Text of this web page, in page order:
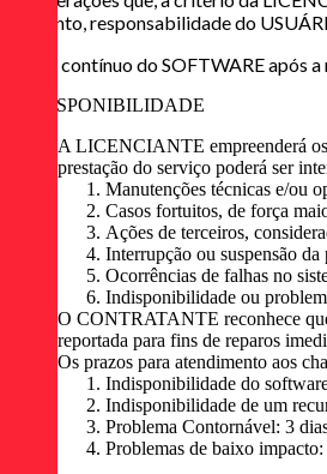
portanto, responsabilidade do
O uso contínuo do SOFTWARE
DISPONIBILIDADE
A LICENCIANTE empreenderá os
prestação do serviço poderá ser
Manutenções técnicas e/ou
Casos fortuitos, de força
Ações de terceiros,
Interrupção ou suspensão
Ocorrências de falhas no
Indisponibilidade ou
O CONTRATANTE reconhece
reportada para fins de reparos
Os prazos para atendimento aos
Indisponibilidade do
Indisponibilidade de um
Problema Contornável: 3
Problemas de baixo impacto: